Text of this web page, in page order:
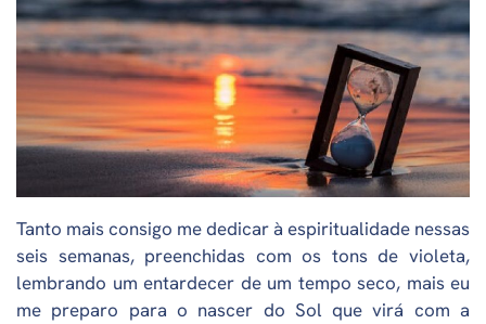
Tanto mais consigo me dedicar à espiritualidade nessas
seis semanas, preenchidas com os tons de violeta,
lembrando um entardecer de um tempo seco, mais eu
me preparo para o nascer do Sol que virá com a